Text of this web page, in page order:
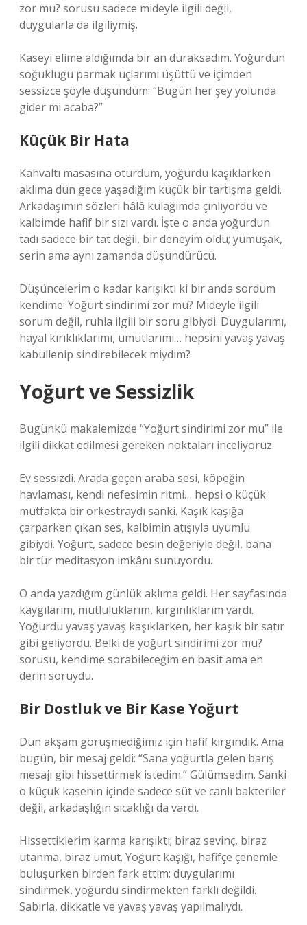
zor mu? sorusu sadece mideyle ilgili değil,
duygularla da ilgiliymiş.
Kaseyi elime aldığımda bir an duraksadım. Yoğurdun
soğukluğu parmak uçlarımı üşüttü ve içimden
sessizce şöyle düşündüm: “Bugün her şey yolunda
gider mi acaba?”
Küçük Bir Hata
Kahvaltı masasına oturdum, yoğurdu kaşıklarken
aklıma dün gece yaşadığım küçük bir tartışma geldi.
Arkadaşımın sözleri hâlâ kulağımda çınlıyordu ve
kalbimde hafif bir sızı vardı. İşte o anda yoğurdun
tadı sadece bir tat değil, bir deneyim oldu; yumuşak,
serin ama aynı zamanda düşündürücü.
Düşüncelerim o kadar karışıktı ki bir anda sordum
kendime: Yoğurt sindirimi zor mu? Mideyle ilgili
sorum değil, ruhla ilgili bir soru gibiydi. Duygularımı,
hayal kırıklıklarımı, umutlarımı… hepsini yavaş yavaş
kabullenip sindirebilecek miydim?
Yoğurt ve Sessizlik
Bugünkü makalemizde “Yoğurt sindirimi zor mu” ile
ilgili dikkat edilmesi gereken noktaları inceliyoruz.
Ev sessizdi. Arada geçen araba sesi, köpeğin
havlaması, kendi nefesimin ritmi… hepsi o küçük
mutfakta bir orkestraydı sanki. Kaşık kaşığa
çarparken çıkan ses, kalbimin atışıyla uyumlu
gibiydi. Yoğurt, sadece besin değeriyle değil, bana
bir tür meditasyon imkânı sunuyordu.
O anda yazdığım günlük aklıma geldi. Her sayfasında
kaygılarım, mutluluklarım, kırgınlıklarım vardı.
Yoğurdu yavaş yavaş kaşıklarken, her kaşık bir satır
gibi geliyordu. Belki de yoğurt sindirimi zor mu?
sorusu, kendime sorabileceğim en basit ama en
derin soruydu.
Bir Dostluk ve Bir Kase Yoğurt
Dün akşam görüşmediğimiz için hafif kırgındık. Ama
bugün, bir mesaj geldi: “Sana yoğurtla gelen barış
mesajı gibi hissettirmek istedim.” Gülümsedim. Sanki
o küçük kasenin içinde sadece süt ve canlı bakteriler
değil, arkadaşlığın sıcaklığı da vardı.
Hissettiklerim karma karışıktı; biraz sevinç, biraz
utanma, biraz umut. Yoğurt kaşığı, hafifçe çenemle
buluşurken birden fark ettim: duygularımı
sindirmek, yoğurdu sindirmekten farklı değildi.
Sabırla, dikkatle ve yavaş yavaş yapılmalıydı.